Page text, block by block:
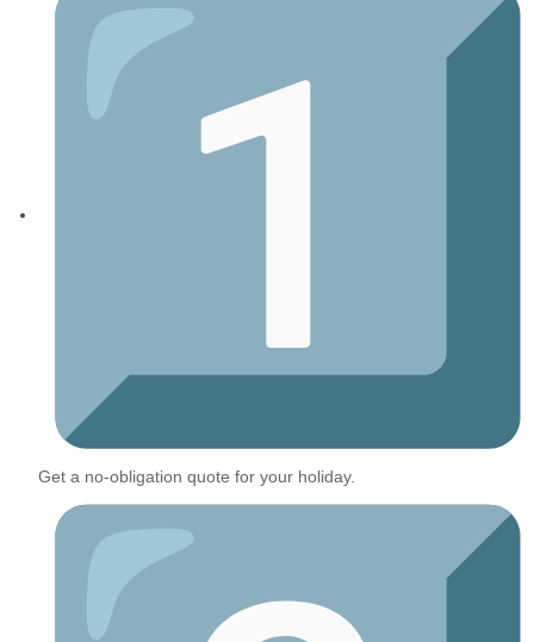
Get a no-obligation quote for your holiday.